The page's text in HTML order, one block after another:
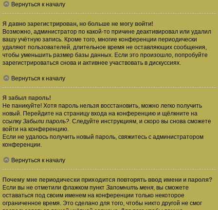
Вернуться к началу
Я давно зарегистрирован, но больше не могу войти!
Возможно, администратор по какой-то причине деактивировал или удалил
вашу учётную запись. Кроме того, многие конференции периодически
удаляют пользователей, длительное время не оставляющих сообщения,
чтобы уменьшить размер базы данных. Если это произошло, попробуйте
зарегистрироваться снова и активнее участвовать в дискуссиях.
Вернуться к началу
Я забыл пароль!
Не паникуйте! Хотя пароль нельзя восстановить, можно легко получить
новый. Перейдите на страницу входа на конференцию и щёлкните на
ссылку Забыли пароль?. Следуйте инструкциям, и скоро вы снова сможете
войти на конференцию.
Если не удалось получить новый пароль, свяжитесь с администратором
конференции.
Вернуться к началу
Почему мне периодически приходится повторять ввод имени и пароля?
Если вы не отметили флажком пункт Запомнить меня, вы сможете
оставаться под своим именем на конференции только некоторое
ограниченное время. Это сделано для того, чтобы никто другой не смог